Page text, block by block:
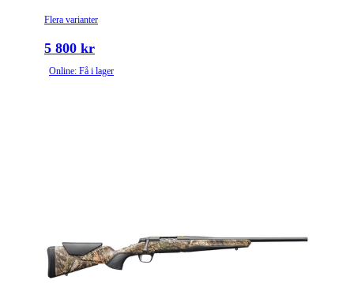
Flera varianter
5 800 kr
Online: Få i lager